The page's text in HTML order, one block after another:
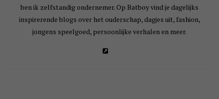
ben ik zelfstandig ondernemer. Op Batboy vind je dagelijks
inspirerende blogs over het ouderschap, dagjes uit, fashion,
jongens speelgoed, persoonlijke verhalen en meer.